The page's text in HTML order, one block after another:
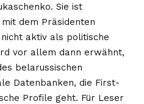
Sie ist
dem Präsidenten
aktiv als politische
vor allem dann erwähnt,
belarussischen
Datenbanken, die First-
Profile geht. Für Leser